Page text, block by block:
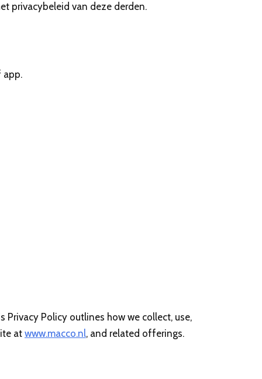
privacybeleid van deze derden.
app.
Privacy Policy outlines how we collect, use,
at www.macco.nl, and related offerings.